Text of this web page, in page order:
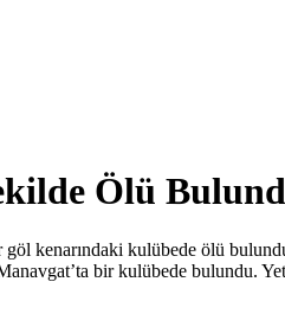
Ölü
göl kenarındaki kulübede ölü
bir kulübede bulundu.